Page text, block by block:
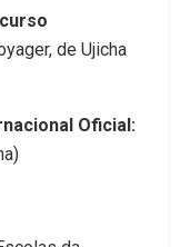
de Ujicha
Oficial: